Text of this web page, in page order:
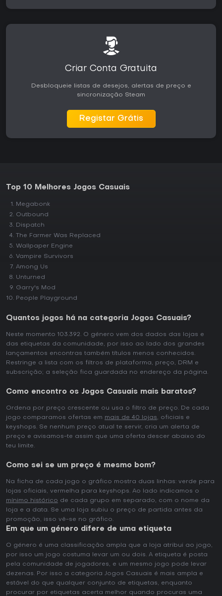
Criar Conta Gratuita
Desbloqueie listas de desejos, alertas de preço e
sincronização Steam
Registar Grátis
Top 10 Melhores Jogos Casuais
Megabonk
Outbound
Dispatch
The Farmer Was Replaced
Wallpaper Engine
Vampire Survivors
Among Us
Unturned
Garry's Mod
People Playground
Quantos jogos há na categoria Jogos Casuais?
Neste momento 103.392. O género vem dos dados das lojas e
das etiquetas da comunidade, por isso ao lado dos grandes
lançamentos encontras também títulos menos conhecidos.
Restringe a lista com os filtros de plataforma, preço, DRM e
subscrição; a seleção fica guardada no endereço da página.
Como encontro os Jogos Casuais mais baratos?
Ordena por preço crescente ou usa o filtro de preço. De cada
jogo comparamos ofertas em mais de 40 lojas, oficiais e
keyshops. Se nenhum preço atual te servir, cria um alerta de
preço e avisamos-te assim que uma oferta descer abaixo do
teu limite.
Como sei se um preço é mesmo bom?
Na ficha de cada jogo o gráfico mostra duas linhas: verde para
lojas oficiais, vermelha para keyshops. Ao lado indicamos o
mínimo histórico de cada grupo em separado, com o nome da
loja e a data. Se uma loja subiu o preço de partida antes da
promoção, isso vê-se no gráfico.
Em que um género difere de uma etiqueta
O género é uma classificação ampla que a loja atribui ao jogo,
por isso um jogo costuma levar um ou dois. A etiqueta é posta
pela comunidade de jogadores, e um mesmo jogo pode levar
dezenas. Por isso a categoria Jogos Casuais é mais ampla e
estável do que qualquer conjunto de etiquetas, enquanto
procurar por etiquetas acerta melhor quando procuras uma